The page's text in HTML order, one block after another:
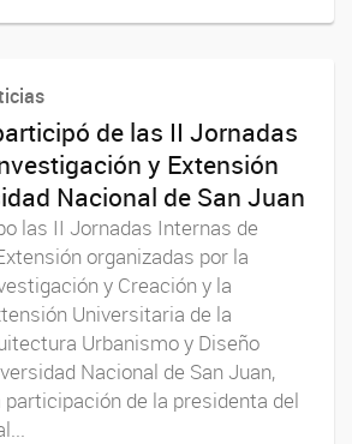
de las II Jornadas
y Extensión
Nacional de San Juan
las II Jornadas Internas de
organizadas por la
y Creación y la
Universitaria de la
Urbanismo y Diseño
Nacional de San Juan,
participación de la presidenta del